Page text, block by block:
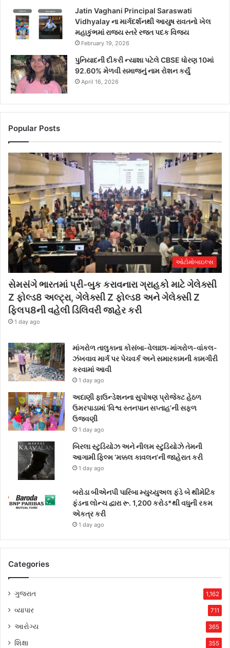
Jatin Vaghani Principal Saraswati
Vidhyalay ના માર્ગદર્શનથી આયુષ રાવતનો ખેલ
મહાકુંભમાં રાજ્ય સ્તરે રજત પદક વિજય
February 19, 2026
પુનિયાદની દીકરી ન્યાશા પટેલે CBSE ધોરણ 10માં
92.60% મેળવી સમાજનું નામ રોશન કર્યું
April 16, 2026
Popular Posts
ઓટોમોબાઇલ્સ
સેમસંગે ભારતમાં પ્રી-બુક કરાવનારા ગ્રાહકો માટે ગેલેક્સી
Z ફોલ્ડ8 અલ્ટ્રા, ગેલેક્સી Z ફોલ્ડ8 અને ગેલેક્સી Z
ફ્લિપ8ની વહેલી ડિલિવરી જાહેર કરી
1 day ago
માંગરોળ તાલુકાના કોસંબા-વેલાછા-માંગરોળ-વાંકલ-
ઝંખવાવ માર્ગ પર પેચવર્ક અને સમારકામની કામગીરી
કરવામાં આવી
1 day ago
અદાણી ફાઉન્ડેશનના સુપોષણ પ્રોજેક્ટ હેઠળ
ઉમરપાડામાં ‘વિશ્વ સ્તનપાન સપ્તાહ’ની સફળ
ઉજવણી
1 day ago
બિરલા સ્ટુડિયોઝ અને નીલમ સ્ટુડિયોઝે તેમની
આગામી ફિલ્મ ‘મક્કલ કાવલન’ની જાહેરાત કરી
1 day ago
બરોડા બીએનપી પારિબા મ્યુચ્યુઅલ ફંડે બે થીમેટિક
ફંડના લોન્ચ દ્વારા રૂ. 1,200 કરોડ*થી વધુની રકમ
એકત્ર કરી
1 day ago
Categories
ગુજરાત 1,162
વ્યાપાર 711
આરોગ્ય 365
શિક્ષા 355